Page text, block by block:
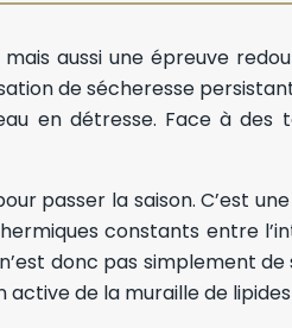
aussi une épreuve
de sécheresse
en détresse. Face à des
passer la saison. C’est
constants entre
donc pas simplement
active de la muraille de